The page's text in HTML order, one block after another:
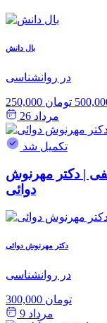
بال دانش
در روانشناسی
تومان
مرداد 26
تکمیل شد
| دکتر مهرنوش
دوائی
دکتر مهرنوش دوائی
در روانشناسی
300,000 تومان
مرداد 9